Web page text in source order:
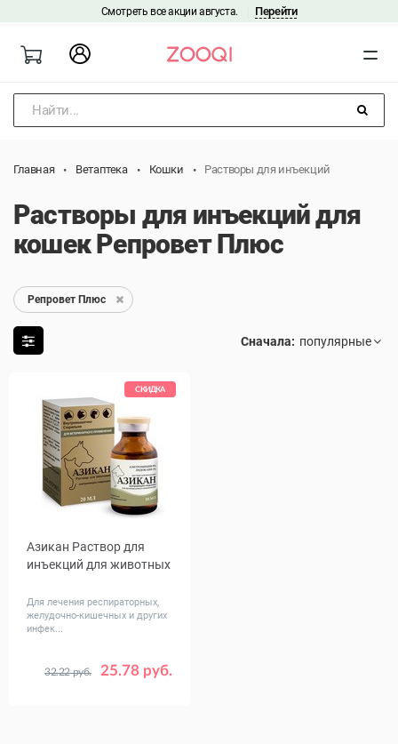
Смотреть все акции августа. Перейти
Найти...
Главная Ветаптека Кошки Растворы для инъекций
Растворы для инъекций для
кошек Репровет Плюс
Репровет Плюс
Сначала:
СКИДКА
Азикан Раствор для
инъекций для животных
Для лечения респираторных,
желудочно-кишечных и других
инфек...
25.78 руб.
32.22 руб.
Объем,
20